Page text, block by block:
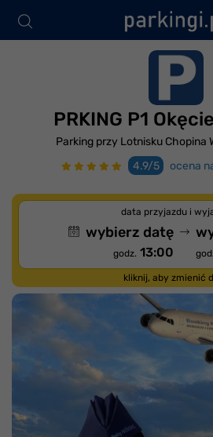
PRKING P1
Parking przy Lotnisku Chopina
4.9/5
ocena
data przyjazdu i
wybierz datę
godz. 13:00
kliknij, aby zmienić